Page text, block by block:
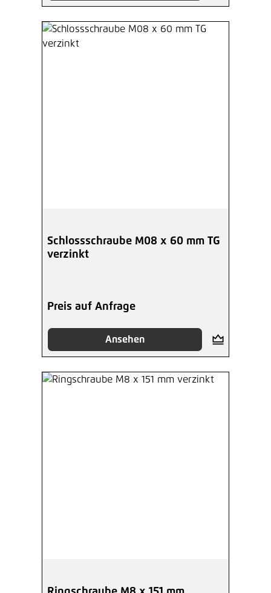
Schlossschraube M08 x 60 mm TG
verzinkt
Preis auf Anfrage
Ansehen